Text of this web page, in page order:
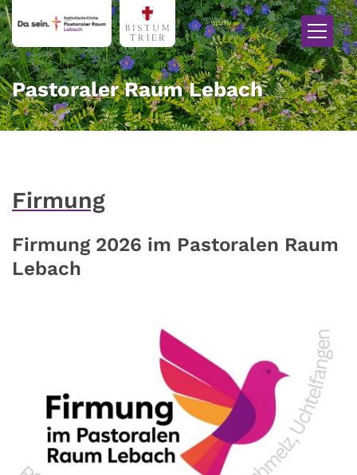
Zum Inhalt springen
Pastoraler Raum Lebach
Firmung
Firmung 2026 im Pastoralen Raum
Lebach